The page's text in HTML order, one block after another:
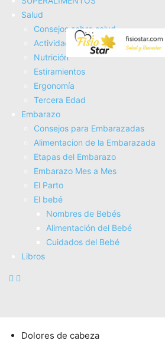
Salud
Consejos sobre salud
Actividad Fí­sica
Nutrición
Estiramientos
Ergonomí­a
Tercera Edad
Embarazo
Consejos para Embarazadas
Alimentacion de la Embarazada
Etapas del Embarazo
Embarazo Mes a Mes
El Parto
El bebé
Nombres de Bebés
Alimentación del Bebé
Cuidados del Bebé
Libros
¿Por Qué Deberías
Postura? 🤔
Una postura correcta distribuye bien
lo que ayuda a reducir el estrés en
músculos y ligamentos. Si no cuidas
acabar con:
Dolores de espalda y cuello
Dolores de cabeza